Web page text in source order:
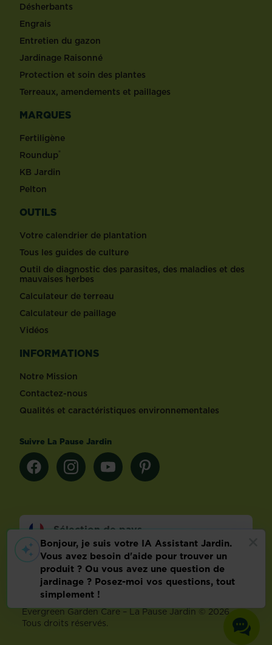
Désherbants
Engrais
Entretien du gazon
Jardinage Raisonné
Protection et soin des plantes
Terreaux, amendements et paillages
MARQUES
Fertiligène
Roundup®
KB Jardin
Pelton
OUTILS
Votre calendrier de plantation
Tous les guides de culture
Outil de diagnostic des parasites, des maladies et des
mauvaises herbes
Calculateur de terreau
Calculateur de paillage
Vidéos
INFORMATIONS
Notre Mission
Contactez-nous
Qualités et caractéristiques environnementales
Suivre La Pause Jardin
Sélection de pays
Footer
Mentions légalesFAQ
Politique relative aux données personnelles
Préférences de cookies
Evergreen Garden Care – La Pause Jardin © 2026 –
Tous droits réservés.